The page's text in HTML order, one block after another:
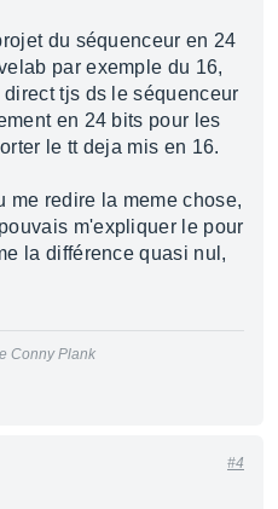
du séquenceur en 24
par exemple du 16,
tjs ds le séquenceur
en 24 bits pour les
le tt deja mis en 16.
me redire la meme chose,
m'expliquer le pour
la différence quasi nul,
Conny Plank
#4